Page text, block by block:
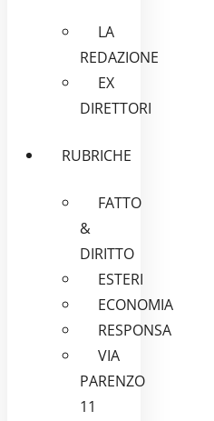
LA
REDAZIONE
EX
DIRETTORI
RUBRICHE
FATTO
&
DIRITTO
ESTERI
ECONOMIA
RESPONSA
VIA
PARENZO
11